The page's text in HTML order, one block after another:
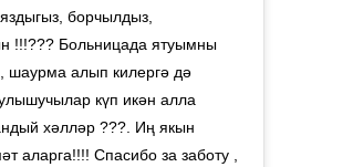
борчылдыз,
!!!??? Больницада ятуымны
шаурма алып килергә дә
күп икән алла
хәлләр ???. Иң якын
Спасибо за заботу ,